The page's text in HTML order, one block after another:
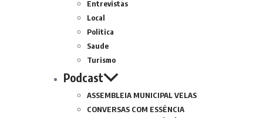
Entrevistas
Local
Politica
Saude
Turismo
Podcast
ASSEMBLEIA MUNICIPAL VELAS
CONVERSAS COM ESSÊNCIA